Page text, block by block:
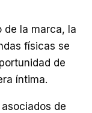
de la marca, la
físicas se
de
íntima.
de